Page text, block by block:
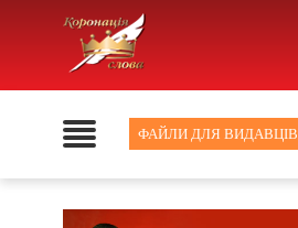
ФАЙЛИ ДЛЯ ВИДАВЦІВ